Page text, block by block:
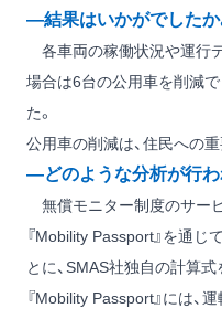
―結果はいかがでしたか
各車両の稼働状況や運行
場合は6台の公用車を削減
た。
公用車の削減は、住民への
―どのような分析が行わ
無償モニター制度のサー
『Mobility Passport』を通
とに、SMAS社独自の計算
『Mobility Passport』には、